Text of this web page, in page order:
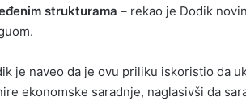
strukturama – rekao je Dodik
je naveo da je ovu priliku iskoristio da
ekonomske saradnje, naglasivši da